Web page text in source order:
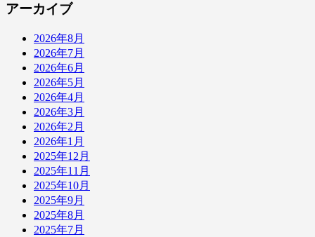
アーカイブ
2026年8月
2026年7月
2026年6月
2026年5月
2026年4月
2026年3月
2026年2月
2026年1月
2025年12月
2025年11月
2025年10月
2025年9月
2025年8月
2025年7月